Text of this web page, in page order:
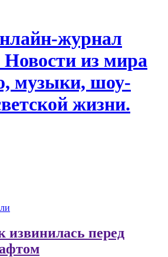
журнал
из мира
музыки, шоу-
жизни.
извинилась перед